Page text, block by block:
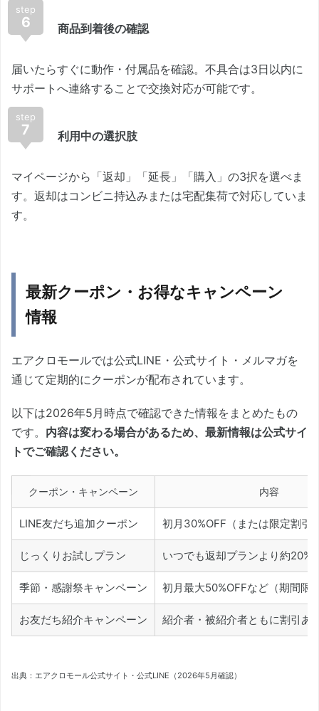
step
6 商品到着後の確認
届いたらすぐに動作・付属品を確認。不具合は3日以内に
サポートへ連絡することで交換対応が可能です。
step
7 利用中の選択肢
マイページから「返却」「延長」「購入」の3択を選べま
す。返却はコンビニ持込みまたは宅配集荷で対応していま
す。
最新クーポン・お得なキャンペーン
情報
エアクロモールでは公式LINE・公式サイト・メルマガを
通じて定期的にクーポンが配布されています。
以下は2026年5月時点で確認できた情報をまとめたもの
です。 内容は変わる場合があるため、最新情報は公式サイ
トでご確認ください。
クーポン・キャンペーン 内容
LINE友だち追加クーポン 初月30%OFF（または限定割引
じっくりお試しプラン いつでも返却プランより約20%
季節・感謝祭キャンペーン 初月最大50%OFFなど（期間限
お友だち紹介キャンペーン 紹介者・被紹介者ともに割引あ
出典：エアクロモール公式サイト・公式LINE（2026年5月確認）